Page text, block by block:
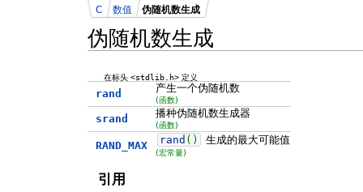
伪随机数生成
C 数值 伪随机数生成
在标头<stdlib.h> 定义
rand 产生一个伪随机数
(函数)
srand 播种伪随机数生成器
(函数)
RAND_MAX rand ( ) 生成的最大可能值
(宏常量)
引用